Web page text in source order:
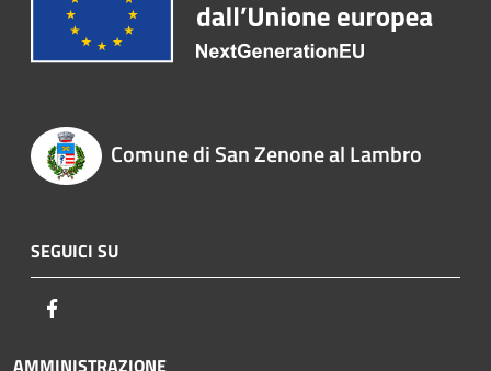
Comune di San Zenone al Lambro
SEGUICI SU
AMMINISTRAZIONE